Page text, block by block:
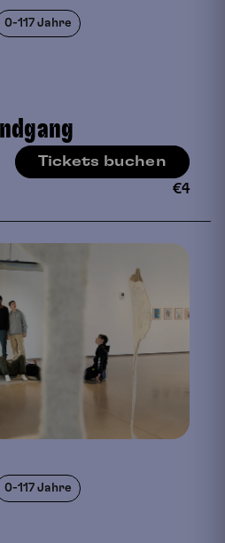
0-117 Jahre
Tickets buchen
€4
0-117 Jahre